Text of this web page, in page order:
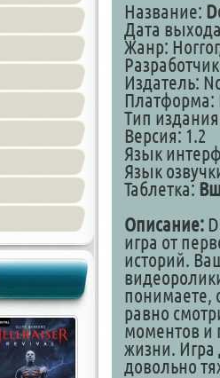
Название:
Дата
Жанр:
Издатель:
Платформа:
Тип
Версия: 1.2
Язык
Язык
Таблетка:
Описание:
игра от
историй.
понимаете,
равно
моментов и
жизни. Игра
довольно